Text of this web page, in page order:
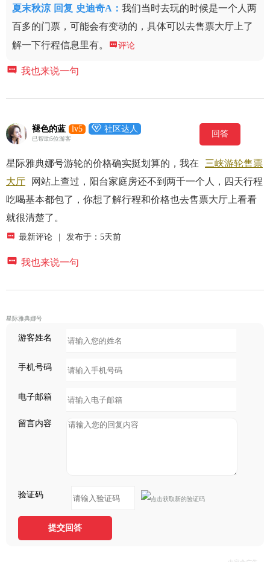
夏末秋涼 回复 史迪奇A： 我们当时去玩的时候是一个人两
百多的门票，可能会有变动的，具体可以去售票大厅上了
解一下行程信息里有。
评论
 我也来说一句
褪色的蓝 lv5  社区达人
已帮助5位游客
回答
星际雅典娜号游轮的价格确实挺划算的，我在
三峡游轮售票
大厅
网站上查过，阳台家庭房还不到两千一个人，四天行程
吃喝基本都包了，你想了解行程和价格也去售票大厅上看看
就很清楚了。
 最新评论 发布于：5天前
 我也来说一句
星际雅典娜号
游客姓名
手机号码
电子邮箱
留言内容
验证码
提交回答